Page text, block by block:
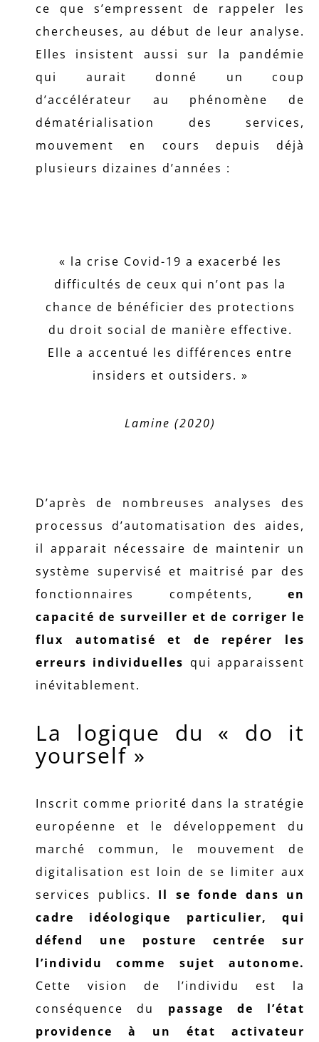
ce que s’empressent de rappeler les
chercheuses, au début de leur analyse.
Elles insistent aussi sur la pandémie
qui aurait donné un coup
d’accélérateur au phénomène de
dématérialisation des services,
mouvement en cours depuis déjà
plusieurs dizaines d’années :
« la crise Covid-19 a exacerbé les
difficultés de ceux qui n’ont pas la
chance de bénéficier des protections
du droit social de manière effective.
Elle a accentué les différences entre
insiders et outsiders. »
Lamine (2020)
D’après de nombreuses analyses des
processus d’automatisation des aides,
il apparait nécessaire de maintenir un
système supervisé et maitrisé par des
fonctionnaires compétents,
en
capacité de surveiller et de corriger le
flux automatisé et de repérer les
erreurs individuelles qui apparaissent
inévitablement.
La logique du « do it
yourself »
Inscrit comme priorité dans la stratégie
européenne et le développement du
marché commun, le mouvement de
digitalisation est loin de se limiter aux
services publics. Il se fonde dans un
cadre idéologique particulier, qui
défend une posture centrée sur
l’individu comme sujet autonome.
Cette vision de l’individu est la
conséquence du passage de l’état
providence à un état activateur